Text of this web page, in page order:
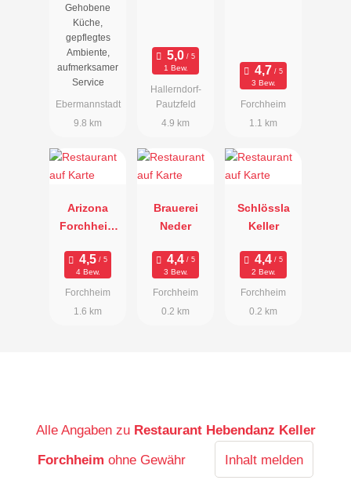
"
Gehobene
Küche,
gepflegtes
Ambiente,
aufmerksamer
Service
Ebermannstadt
9.8 km
1 Bew.
Hallerndorf-
Pautzfeld
4.9 km
3 Bew.
Forchheim
1.1 km
Arizona
Forchheim
4 Bew.
Forchheim
1.6 km
Brauerei
Neder
3 Bew.
Forchheim
0.2 km
Schlössla
Keller
2 Bew.
Forchheim
0.2 km
Alle Angaben zu Restaurant Hebendanz Keller
Forchheim ohne Gewähr Inhalt melden